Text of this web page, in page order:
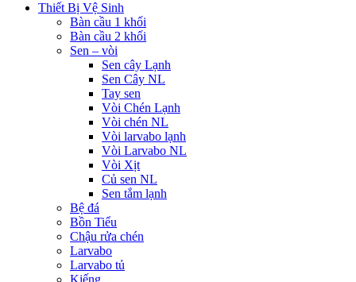
Thiết Bị Vệ Sinh
Bàn cầu 1 khối
Bàn cầu 2 khối
Sen – vòi
Sen cây Lạnh
Sen Cây NL
Tay sen
Vòi Chén Lạnh
Vòi chén NL
Vòi larvabo lạnh
Vòi Larvabo NL
Vòi Xịt
Củ sen NL
Sen tắm lạnh
Bệ đá
Bồn Tiểu
Chậu rửa chén
Larvabo
Larvabo tủ
Kiếng